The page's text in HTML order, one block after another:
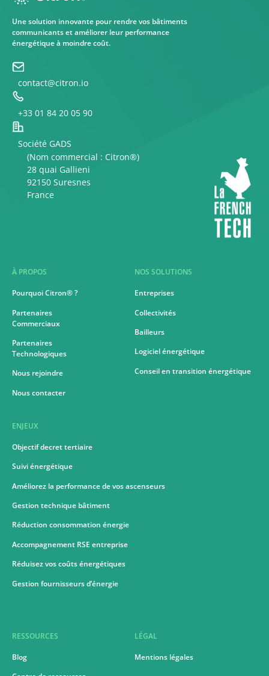
Une solution innovante pour rendre vos bâtiments
communicants et améliorer leur performance
énergétique à moindre coût.
contact@citron.io
+33 01 84 20 05 90
Société GADS
(Nom commercial : Citron®)
28 quai Gallieni
92150 Suresnes
France
À PROPOS
Pourquoi Citron® ?
Partenaires
Commerciaux
Partenaires
Technologiques
Nous rejoindre
Nous contacter
ENJEUX
Objectif decret tertiaire
Suivi énergétique
Améliorez la performance de vos ascenseurs
Gestion technique bâtiment
Réduction consommation énergie
Accompagnement RSE entreprise
Réduisez vos coûts énergétiques
Gestion fournisseurs d’énergie
NOS SOLUTIONS
Entreprises
Collectivités
Bailleurs
Logiciel énergétique
Conseil en transition énergétique
RESSOURCES
Blog
LÉGAL
Mentions légales